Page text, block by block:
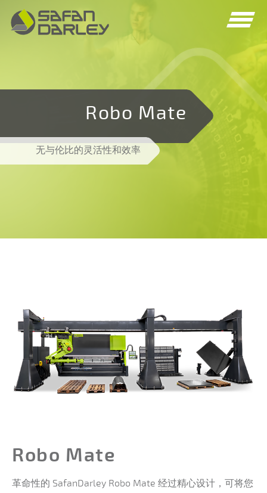
Spring
naar
navigatie
Spring
naar
inhoud
Robo Mate
无与伦比的灵活性和效率
Robo Mate
革命性的 SafanDarley Robo Mate 经过精心设计，可将您